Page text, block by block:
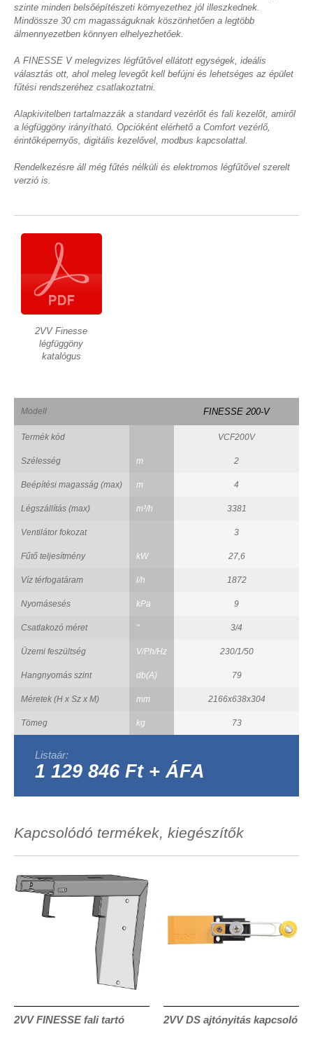
szinte minden belsőépítészeti környezethez jól illeszkednek.
Mindössze 30 cm magasságuknak köszönhetően a legtöbb
álmennyezetben könnyen elhelyezhetőek.
A FINESSE V melegvizes légfűtővel ellátott egységek, ideális
választás ott, ahol meleg levegőt kell befújni és lehetséges az épület
fűtési rendszeréhez csatlakoztatni.
Alapkivitelben tartalmazzák a standard vezérlőt és fali kezelőt, amiről
a légfüggöny irányítható. Opcióként elérhető a Comfort vezérlő,
érintőképernyős, digitális kezelővel, modbus kapcsolattal.
Rendelkezésre áll még fűtés nélküli és elektromos légfűtővel szerelt
verzió is.
2VV Finesse
légfüggöny
katalógus
Modell FINESSE 200-V
Termék kód VCF200V
Szélesség m 2
Beépítési magasság (max) m 4
Légszállítás (max) m³/h 3381
Ventilátor fokozat 3
Fűtő teljesítmény kW 27,6
Víz térfogatáram l/h 1872
Nyomásesés kPa 9
Csatlakozó méret " 3/4
Üzemi feszültség V/Ph/Hz 230/1/50
Hangnyomás szint db(A) 79
Méretek (H x Sz x M) mm 2166x638x304
Tömeg kg 73
Listaár:
1 129 846 Ft + ÁFA
Kapcsolódó termékek, kiegészítők
2VV FINESSE fali tartó 2VV DS ajtónyitás kapcsoló